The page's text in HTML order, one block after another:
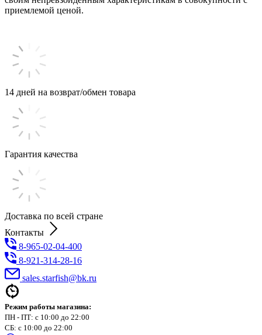
приемлемой ценой.
14 дней на возврат/обмен товара
Гарантия качества
Доставка по всей стране
Контакты
8-965-02-04-400
8-921-314-28-16
sales.starfish@bk.ru
Режим работы магазина:
ПН - ПТ: с 10:00 до 22:00
СБ: с 10:00 до 22:00